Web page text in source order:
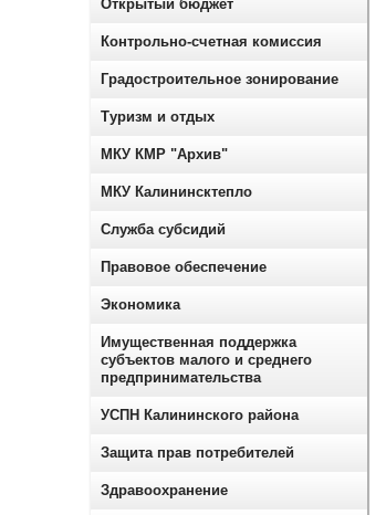
Открытый бюджет
Контрольно-счетная комиссия
Градостроительное зонирование
Туризм и отдых
МКУ КМР "Архив"
МКУ Калининсктепло
Служба субсидий
Правовое обеспечение
Экономика
Имущественная поддержка
субъектов малого и среднего
предпринимательства
УСПН Калининского района
Защита прав потребителей
Здравоохранение